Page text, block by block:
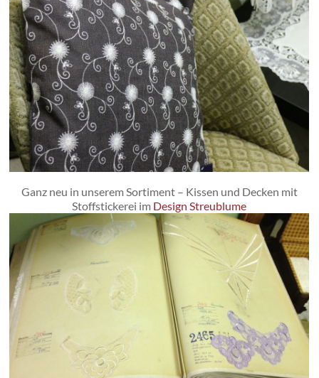
Ganz neu in unserem Sortiment – Kissen und Decken mit
Stoffstickerei im Design Streublume